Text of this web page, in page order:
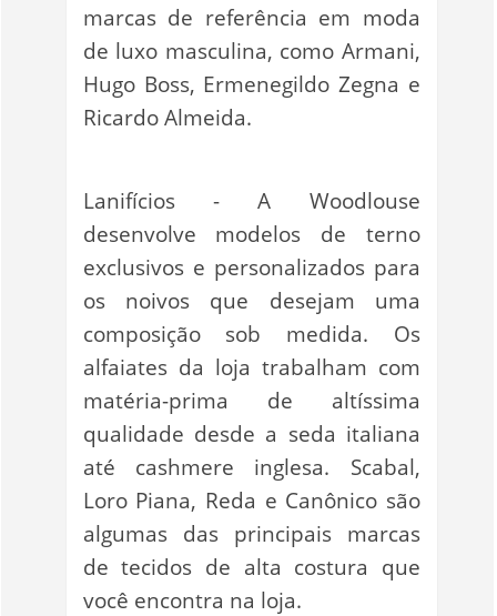
marcas de referência em moda
de luxo masculina, como Armani,
Hugo Boss, Ermenegildo Zegna e
Ricardo Almeida.
Lanifícios - A Woodlouse
desenvolve modelos de terno
exclusivos e personalizados para
os noivos que desejam uma
composição sob medida. Os
alfaiates da loja trabalham com
matéria-prima de altíssima
qualidade desde a seda italiana
até cashmere inglesa. Scabal,
Loro Piana, Reda e Canônico são
algumas das principais marcas
de tecidos de alta costura que
você encontra na loja.